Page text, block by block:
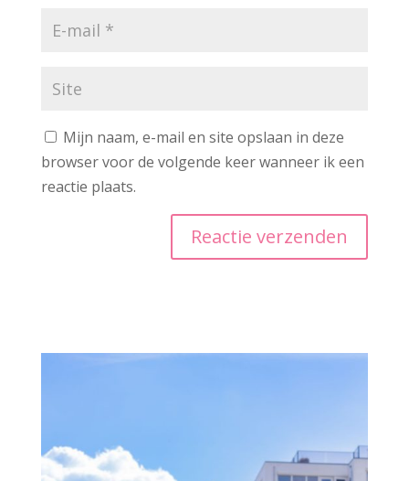
Mijn naam, e-mail en site opslaan in deze
browser voor de volgende keer wanneer ik een
reactie plaats.
i